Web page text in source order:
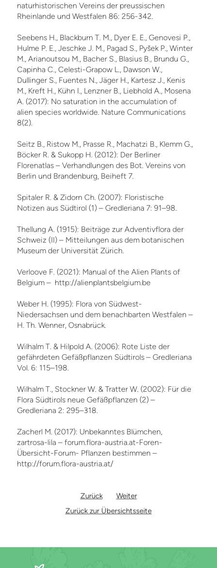
naturhistorischen Vereins der preussischen
Rheinlande und Westfalen 86: 256-342.
Seebens H., Blackburn T. M., Dyer E. E., Genovesi P.,
Hulme P. E., Jeschke J. M., Pagad S., Pyšek P., Winter
M., Arianoutsou M., Bacher S., Blasius B., Brundu G.,
Capinha C., Celesti-Grapow L., Dawson W.,
Dullinger S., Fuentes N., Jäger H., Kartesz J., Kenis
M., Kreft H., Kühn I., Lenzner B., Liebhold A., Mosena
A. (2017): No saturation in the accumulation of
alien species worldwide. Nature Communications
8(2).
Seitz B., Ristow M., Prasse R., Machatzi B., Klemm G.,
Böcker R. & Sukopp H. (2012): Der Berliner
Florenatlas – Verhandlungen des Bot. Vereins von
Berlin und Brandenburg, Beiheft 7.
Spitaler R. & Zidorn Ch. (2007): Floristische
Notizen aus Südtirol (1) – Gredleriana 7: 91–98.
Thellung A. (1915): Beiträge zur Adventivflora der
Schweiz (II) – Mitteilungen aus dem botanischen
Museum der Universität Zürich.
Verloove F. (2021): Manual of the Alien Plants of
Belgium – http://alienplantsbelgium.be
Weber H. (1995): Flora von Südwest-
Niedersachsen und dem benachbarten Westfalen –
H. Th. Wenner, Osnabrück.
Wilhalm T. & Hilpold A. (2006): Rote Liste der
gefährdeten Gefäßpflanzen Südtirols – Gredleriana
Vol. 6: 115–198.
Wilhalm T., Stockner W. & Tratter W. (2002): Für die
Flora Südtirols neue Gefäßpflanzen (2) –
Gredleriana 2: 295–318.
Zacherl M. (2017): Unbekanntes Blümchen,
zartrosa-lila – forum.flora-austria.at-Foren-
Übersicht-Forum- Pflanzen bestimmen –
http://forum.flora-austria.at/
Zurück
Weiter
Zurück zur Übersichtsseite